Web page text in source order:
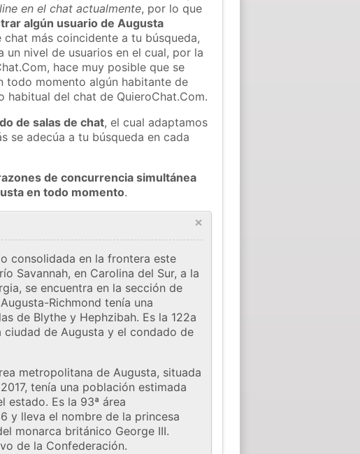
en el chat actualmente, por lo que
algún usuario de Augusta
más coincidente a tu búsqueda,
un nivel de usuarios en el cual, por la
hace muy posible que se
todo momento algún habitante de
habitual del chat de QuieroChat.Com.
de salas de chat, el cual adaptamos
se adecúa a tu búsqueda en cada
de concurrencia simultánea
en todo momento.
×
consolidada en la frontera este
Savannah, en Carolina del Sur, a la
se encuentra en la sección de
Richmond tenía una
de Blythe y Hephzibah. Es la 122a
de Augusta y el condado de
metropolitana de Augusta, situada
tenía una población estimada
estado. Es la 93ª área
y lleva el nombre de la princesa
monarca británico George III.
de la Confederación.